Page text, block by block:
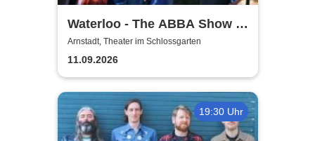
Waterloo - The ABBA Show -
A Tribute to ABBA with 4
Swedes
Arnstadt, Theater im Schlossgarten
11.09.2026
19:30 Uhr